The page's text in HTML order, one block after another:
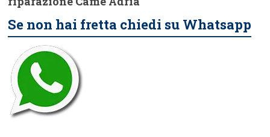
Se non hai fretta chiedi su Whatsapp